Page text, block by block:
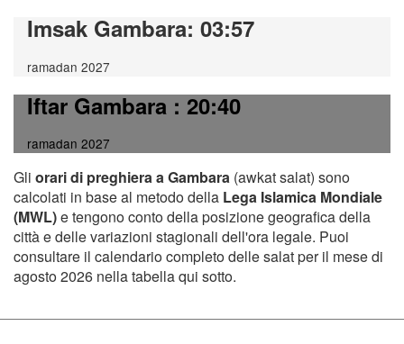
Imsak Gambara: 03:57
ramadan 2027
Iftar Gambara: 20:40
ramadan 2027
Gli orari di preghiera a Gambara (awkat salat) sono
calcolati in base al metodo della Lega Islamica Mondiale
(MWL)e tengono conto della posizione geografica della
città e delle variazioni stagionali dell'ora legale. Puoi
consultare il calendario completo delle salat per il mese di
agosto 2026 nella tabella qui sotto.